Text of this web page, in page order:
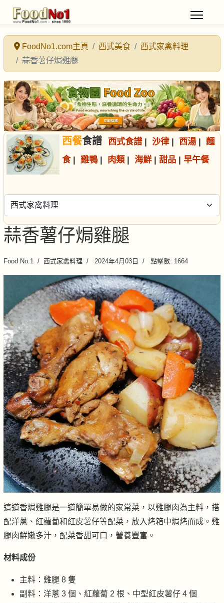
FoodNo1.com主頁 西式美食
西式家禽料理
蒜香薯仔焗雞腿
西餐食譜 西式食譜| 沙律| 西湯| 麵
食| 雞鴨| 肉類 | 海鮮| 甜品 | 早午餐
選擇食譜分類
蒜香薯仔焗雞腿
Food No.1 西式家禽料理 2024年4月03日 點擊數: 1664
這道香焗雞腿是一道簡單易做的家常菜，以雞腿肉為主料，搭
配洋蔥、紅蘿蔔和紅皮薯仔等配菜，放入烤箱中焗烤而成。雞
腿肉鮮嫩多汁，配菜香甜可口，營養豐富。
材料成份
主料：雞腿 8 隻
副料：洋蔥 3 個、紅蘿蔔 2 根、中型紅皮薯仔 4 個